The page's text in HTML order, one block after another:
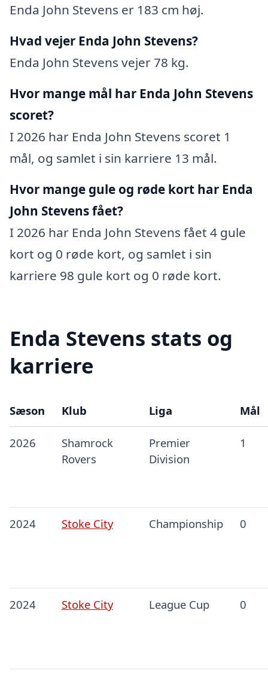
Enda John Stevens er 183 cm høj.
Hvad vejer Enda John Stevens?
Enda John Stevens vejer 78 kg.
Hvor mange mål har Enda John Stevens
scoret?
I 2026 har Enda John Stevens scoret 1
mål, og samlet i sin karriere 13 mål.
Hvor mange gule og røde kort har Enda
John Stevens fået?
I 2026 har Enda John Stevens fået 4 gule
kort og 0 røde kort, og samlet i sin
karriere 98 gule kort og 0 røde kort.
Enda Stevens stats og
karriere
Sæson Klub Liga Mål
2026
Shamrock
Rovers
Premier
Division
1
2024 Stoke City Championship 0
2024 Stoke City League Cup 0